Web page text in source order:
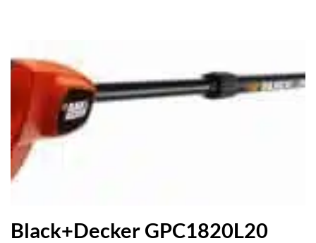
Black+Decker GPC1820L20